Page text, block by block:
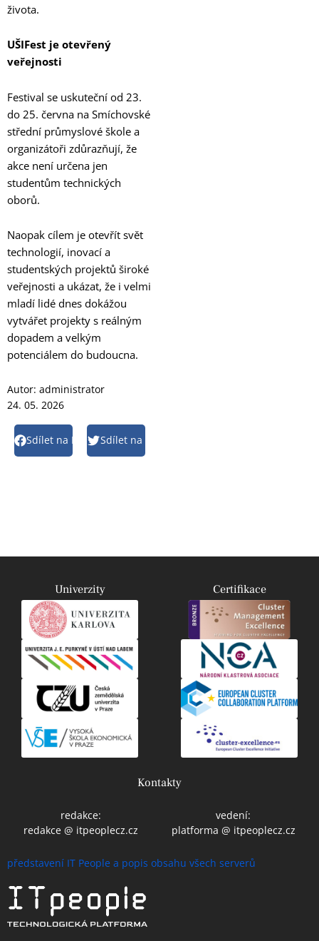
života.
UŠIFest je otevřený
veřejnosti
Festival se uskuteční od 23.
do 25. června na Smíchovské
střední průmyslové škole a
organizátoři zdůrazňují, že
akce není určena jen
studentům technických
oborů.
Naopak cílem je otevřít svět
technologií, inovací a
studentských projektů široké
veřejnosti a ukázat, že i velmi
mladí lidé dnes dokážou
vytvářet projekty s reálným
dopadem a velkým
potenciálem do budoucna.
Autor: administrator
24. 05. 2026
Sdílet na FacebookSdílet na Twitter
Univerzity Certifikace
Kontakty
redakce:
redakce @ itpeoplecz.cz
vedení:
platforma @ itpeoplecz.cz
představení IT People a popis obsahu všech serverů